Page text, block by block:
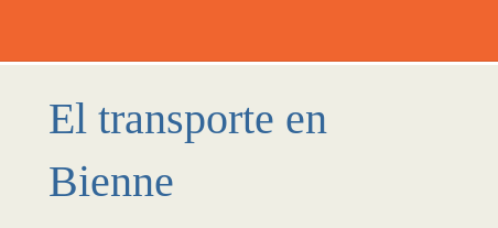
El transporte en
Bienne